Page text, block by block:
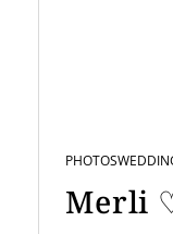
PHOTOS
Merli